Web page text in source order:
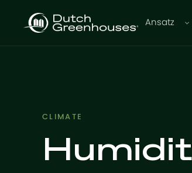
Ansatz
CLIMATE